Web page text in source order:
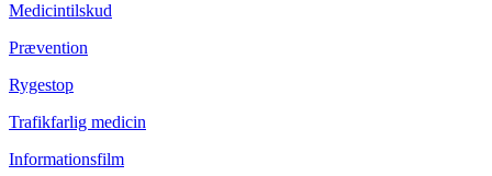
Medicintilskud
Prævention
Rygestop
Trafikfarlig medicin
Informationsfilm